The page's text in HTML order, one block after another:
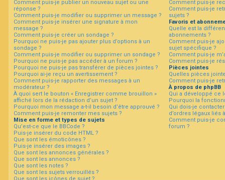
Comment puis-je publier un nouveau sujet ou une
réponse ?
Comment puis-je modifier ou supprimer un message ?
Comment puis-je insérer une signature à mon
message ?
Comment puis-je créer un sondage ?
Pourquoi ne puis-je pas ajouter plus d’options à un
sondage ?
Comment puis-je modifier ou supprimer un sondage ?
Pourquoi ne puis-je pas accéder à un forum ?
Pourquoi ne puis-je pas transférer de pièces jointes ?
Pourquoi ai-je reçu un avertissement ?
Comment puis-je rapporter des messages à un
modérateur ?
À quoi sert le bouton « Enregistrer comme brouillon »
affiché lors de la rédaction d’un sujet ?
Pourquoi mon message a-t-il besoin d’être approuvé ?
Comment puis-je remonter mes sujets ?
Mise en forme et types de sujets
Qu’est-ce que le BBCode ?
Puis-je insérer du code HTML ?
Que sont les émoticônes ?
Puis-je insérer des images ?
Que sont les annonces générales ?
Que sont les annonces ?
Que sont les notes ?
Que sont les sujets verrouillés ?
Comment puis-je
Comment puis-je
sujets ?
Favoris et
Quelle est la
abonnements ?
Comment puis-je
sujet spécifique ?
Comment puis-je
Comment puis-je
Pièces jointes
Quelles pièces
Comment puis-je
À propos de phpBB
Qui a développé ce
Pourquoi la
Qui dois-je
d’ordres légaux liés
Comment puis-je
forum ?